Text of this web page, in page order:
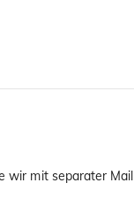
wir mit separater Mail